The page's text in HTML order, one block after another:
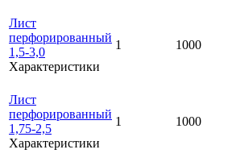
Лист
перфорированный
1,5-3,0
Характеристики
1 1000
Лист
перфорированный
1,75-2,5
Характеристики
1 1000